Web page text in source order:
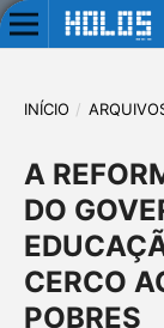
INÍCIO /
A
DO
CERCO
POBRES